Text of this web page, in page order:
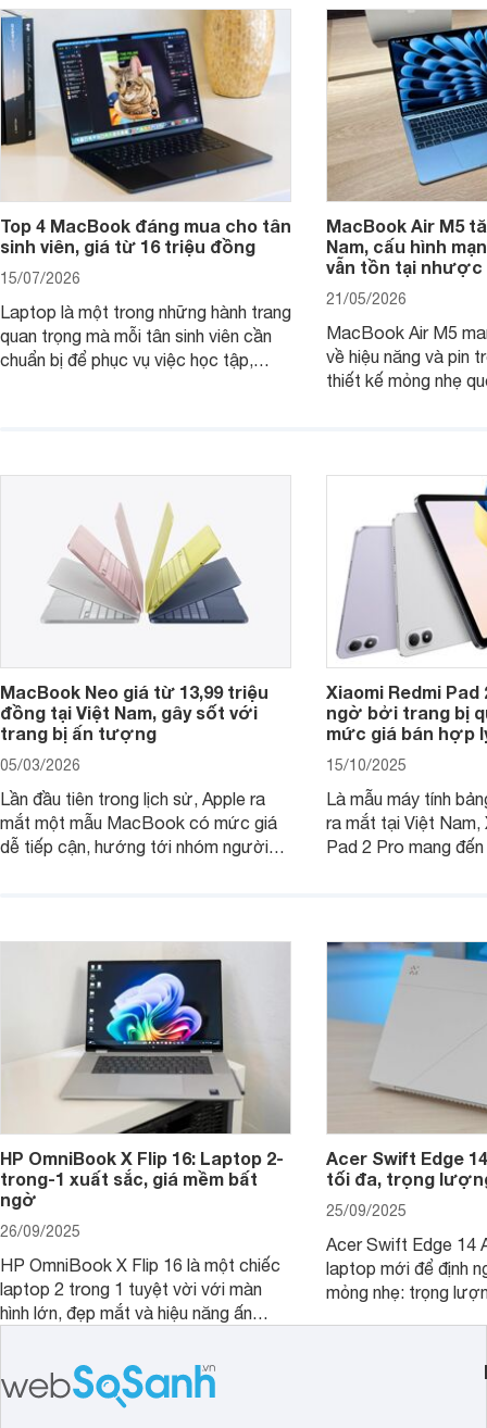
Top 4 MacBook đáng mua cho tân
sinh viên, giá từ 16 triệu đồng
15/07/2026
Laptop là một trong những hành trang
quan trọng mà mỗi tân sinh viên cần
chuẩn bị để phục vụ việc học tập,
MacBook đáng cân nhắc dành cho
MacBook Air M5
Nam, cấu hình
vẫn tồn tại nhược
21/05/2026
MacBook Air M5
về hiệu năng và pin
thiết kế mỏng nhẹ
MacBook Neo giá từ 13,99 triệu
đồng tại Việt Nam, gây sốt với
trang bị ấn tượng
05/03/2026
Lần đầu tiên trong lịch sử, Apple ra
mắt một mẫu MacBook có mức giá
dễ tiếp cận, hướng tới nhóm người
hút sự quan tâm lớn từ thị trường.
Xiaomi Redmi Pad
ngờ bởi trang bị
mức giá bán hợp
15/10/2025
Là mẫu máy tính
ra mắt tại Việt Nam,
Pad 2 Pro mang
HP OmniBook X Flip 16: Laptop 2-
trong-1 xuất sắc, giá mềm bất
ngờ
26/09/2025
HP OmniBook X Flip 16 là một chiếc
laptop 2 trong 1 tuyệt vời với màn
hình lớn, đẹp mắt và hiệu năng ấn
mức giá vô cùng hấp dẫn, biến nó trở
thành một lựa chọn “đáng đồng tiền
bát gạo” trên thị trường.
Acer Swift Edge
tối đa, trọng
25/09/2025
Acer Swift Edge 14
laptop mới để định
mỏng nhẹ: trọng
năng AI hàng đầu,